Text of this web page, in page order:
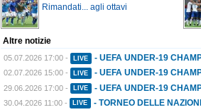
Rimandati... agli ottavi
Altre notizie
05.07.2026 17:00 - LIVE - UEFA UNDER-19
02.07.2026 15:00 - LIVE - UEFA UNDER-19
29.06.2026 17:00 - LIVE - UEFA UNDER-19
30.04.2026 11:00 - LIVE - TORNEO DELLE